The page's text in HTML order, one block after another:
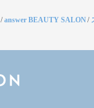
/answer BEAUTY SALON/